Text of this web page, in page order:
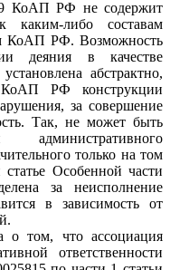
КоАП РФ не содержит
либо составам
КоАП РФ. Возможность
деяния в качестве
абстрактно,
РФ конструкции
за совершение
Так, не может быть
только на том
Особенной части
за неисполнение
в зависимость от
о том, что ассоциация
ответственности